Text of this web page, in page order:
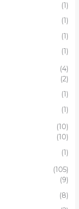
(1)
(1)
(1)
(1)
(4)
(2)
(1)
(1)
(10)
(10)
(1)
(105)
(9)
(8)